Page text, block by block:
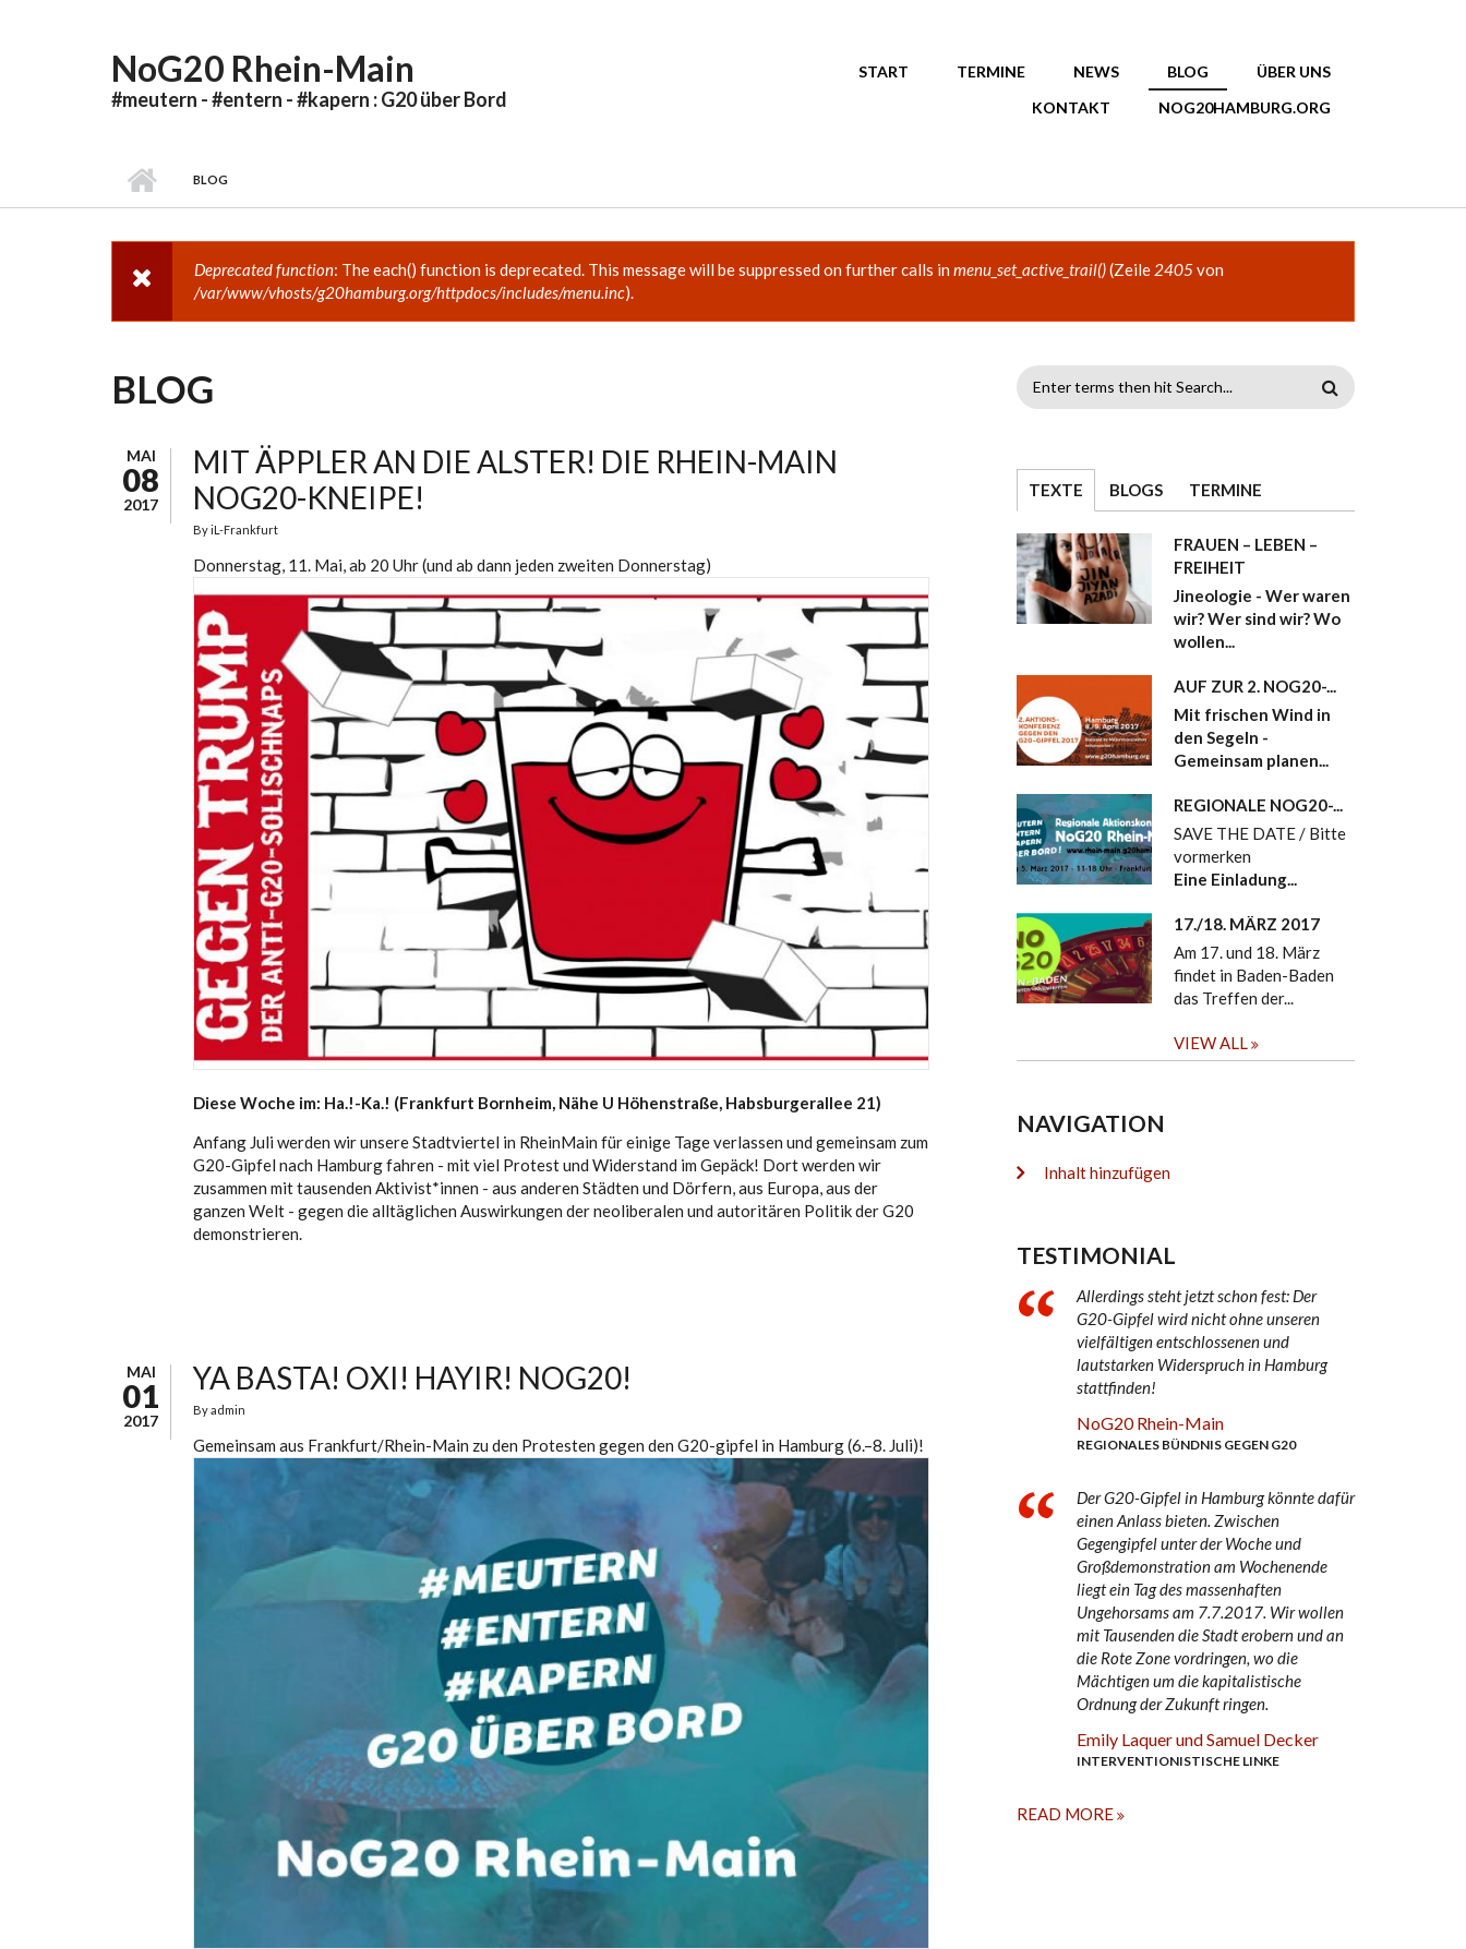
NoG20 Rhein-Main
#meutern - #entern - #kapern : G20 über Bord
START TERMINE NEWS BLOG
ÜBER UNS
KONTAKT
NOG20HAMBURG.ORG
BLOG
FEHLERMELDUNG
Deprecated function: The each() function is deprecated. This message will be suppressed on further calls inmenu_set_active_trail()(Zeile 2405von
/var/www/vhosts/g20hamburg.org/httpdocs/includes/menu.inc).
BLOG
MAI
08
2017
MIT ÄPPLER AN DIE ALSTER! DIE RHEIN-MAIN
NOG20-KNEIPE!
ByiL-Frankfurt
Donnerstag, 11. Mai, ab 20 Uhr (und ab dann jeden zweiten Donnerstag)
Diese Woche im: Ha.!-Ka.! (Frankfurt Bornheim, Nähe U Höhenstraße, Habsburgerallee 21)
Anfang Juli werden wir unsere Stadtviertel in RheinMain für einige Tage verlassen und gemeinsam zum
G20-Gipfel nach Hamburg fahren - mit viel Protest und Widerstand im Gepäck! Dort werden wir
zusammen mit tausenden Aktivist*innen - aus anderen Städten und Dörfern, aus Europa, aus der
ganzen Welt - gegen die alltäglichen Auswirkungen der neoliberalen und autoritären Politik der G20
demonstrieren.
MAI
01
2017
YA BASTA! OXI! HAYIR! NOG20!
By admin
Gemeinsam aus Frankfurt/Rhein-Main zu den Protesten gegen den G20-gipfel in Hamburg (6.–8. Juli)!
SUCHFORMULAR
TEXTE BLOGS TERMINE
FRAUEN – LEBEN –
FREIHEIT
Jineologie - Wer waren
wir? Wer sind wir? Wo
wollen...
AUF ZUR 2. NOG20-...
Mit frischen Wind in
den Segeln -
Gemeinsam planen...
REGIONALE NOG20-...
SAVE THE DATE / Bitte
vormerken
Eine Einladung...
17./18. MÄRZ 2017
Am 17. und 18. März
findet in Baden-Baden
das Treffen der...
VIEW ALL
NAVIGATION
Inhalt hinzufügen
TESTIMONIAL
Allerdings steht jetzt schon fest: Der
G20-Gipfel wird nicht ohne unseren
vielfältigen entschlossenen und
lautstarken Widerspruch in Hamburg
stattfinden!
NoG20 Rhein-Main
REGIONALES BÜNDNIS GEGEN G20
Der G20-Gipfel in Hamburg könnte dafür
einen Anlass bieten. Zwischen
Gegengipfel unter der Woche und
Großdemonstration am Wochenende
liegt ein Tag des massenhaften
Ungehorsams am 7.7.2017. Wir wollen
mit Tausenden die Stadt erobern und an
die Rote Zone vordringen, wo die
Mächtigen um die kapitalistische
Ordnung der Zukunft ringen.
Emily Laquer und Samuel Decker
INTERVENTIONISTISCHE LINKE
READ MORE